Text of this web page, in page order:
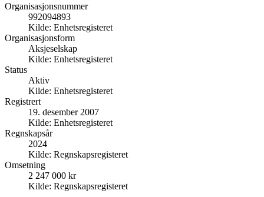
Organisasjonsnummer
992094893
Kilde: Enhetsregisteret
Organisasjonsform
Aksjeselskap
Kilde: Enhetsregisteret
Status
Aktiv
Kilde: Enhetsregisteret
Registrert
19. desember 2007
Kilde: Enhetsregisteret
Regnskapsår
2024
Kilde: Regnskapsregisteret
Omsetning
2 247 000 kr
Kilde: Regnskapsregisteret